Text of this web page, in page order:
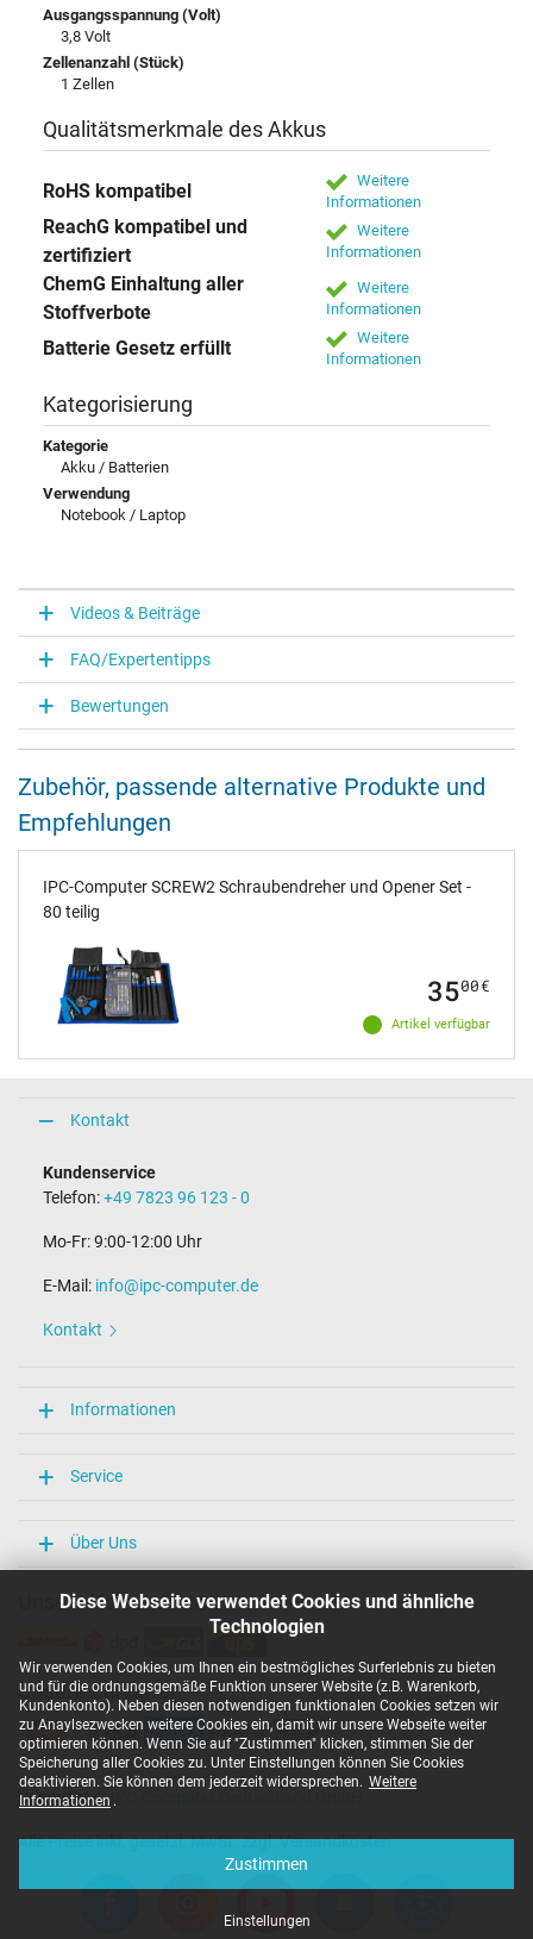
Diese Webseite verwendet Cookies und ähnliche
Technologien
Wir verwenden Cookies, um Ihnen ein bestmögliches Surferlebnis zu bieten
und für die ordnungsgemäße Funktion unserer Website (z.B. Warenkorb,
Kundenkonto). Neben diesen notwendigen funktionalen Cookies setzen wir
zu Anaylsezwecken weitere Cookies ein, damit wir unsere Webseite weiter
optimieren können. Wenn Sie auf "Zustimmen" klicken, stimmen Sie der
Speicherung aller Cookies zu. Unter Einstellungen können Sie Cookies
deaktivieren. Sie können dem jederzeit widersprechen. Weitere
Informationen .
Zustimmen
Einstellungen
Ausgangsspannung (Volt)
3,8 Volt
Zellenanzahl (Stück)
1 Zellen
Qualitätsmerkmale des Akkus
RoHS kompatibel
Weitere
Informationen
ReachG kompatibel und
zertifiziert
Weitere
Informationen
ChemG Einhaltung aller
Stoffverbote
Weitere
Informationen
Batterie Gesetz erfüllt
Weitere
Informationen
Kategorisierung
Kategorie
Akku / Batterien
Verwendung
Notebook / Laptop
Videos & Beiträge
FAQ/Expertentipps
Bewertungen
Zubehör, passende alternative Produkte und
Empfehlungen
IPC-Computer SCREW2 Schraubendreher und Opener Set -
80 teilig
Artikel verfügbar
3500€
Kontakt
Kundenservice
Telefon:+49 7823 96 123 - 0
Mo-Fr: 9:00-12:00 Uhr
E-Mail: info@ipc-computer.de
Kontakt
Informationen
Service
Über Uns
Unsere Versandarten
Unsere Zahlarten
Copyright ©
Alle Preise inkl. gesetzl. MwSt. zzgl. Versandkosten